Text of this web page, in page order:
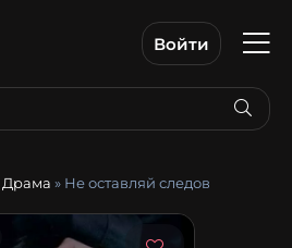
Войти
Драма » Не оставляй следов